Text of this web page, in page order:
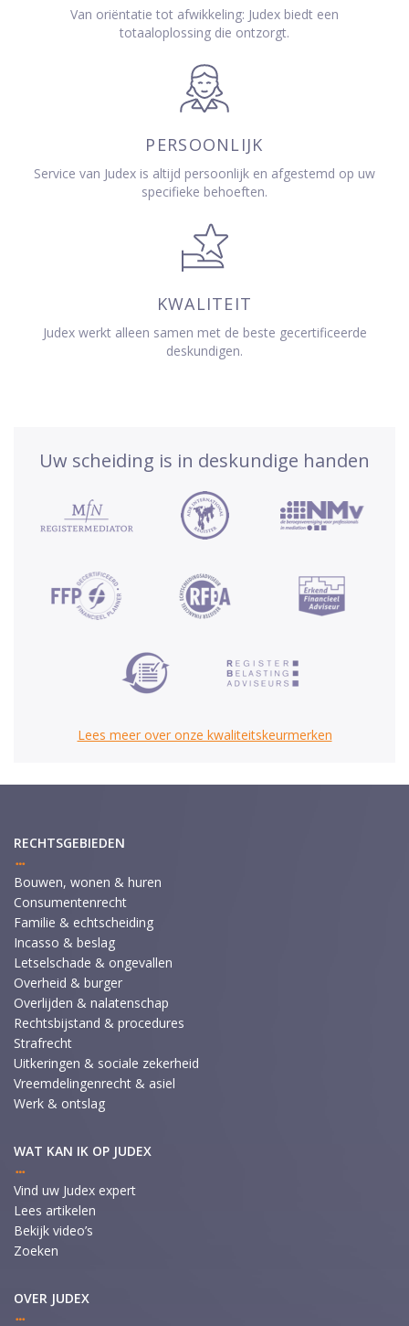
Van oriëntatie tot afwikkeling: Judex biedt een
totaaloplossing die ontzorgt.
PERSOONLIJK
Service van Judex is altijd persoonlijk en afgestemd op uw
specifieke behoeften.
KWALITEIT
Judex werkt alleen samen met de beste gecertificeerde
deskundigen.
Uw scheiding is in deskundige handen
Lees meer over onze kwaliteitskeurmerken
RECHTSGEBIEDEN
Bouwen, wonen & huren
Consumentenrecht
Familie & echtscheiding
Incasso & beslag
Letselschade & ongevallen
Overheid & burger
Overlijden & nalatenschap
Rechtsbijstand & procedures
Strafrecht
Uitkeringen & sociale zekerheid
Vreemdelingenrecht & asiel
Werk & ontslag
WAT KAN IK OP JUDEX
Vind uw Judex expert
Lees artikelen
Bekijk video’s
Zoeken
OVER JUDEX